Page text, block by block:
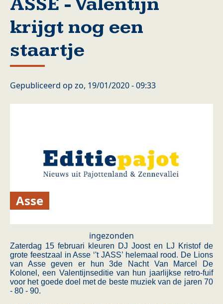
krijgt nog een
staartje
Gepubliceerd op zo, 19/01/2020 - 09:33
Asse
ingezonden
Zaterdag 15 februari kleuren DJ Joost en LJ Kristof de
grote feestzaal in Asse ‘'t JASS’ helemaal rood. De Lions
van Asse geven er hun 3de Nacht Van Marcel De
Kolonel, een Valentijnseditie van hun jaarlijkse retro-fuif
voor het goede doel met de beste muziek van de jaren 70
- 80 - 90.